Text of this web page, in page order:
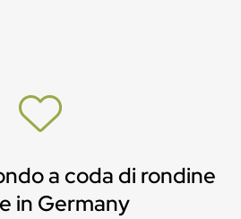
a coda di rondine
in Germany